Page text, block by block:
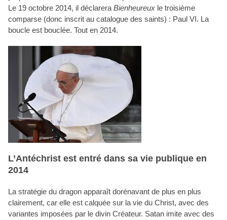
Le 19 octobre 2014, il déclarera Bienheureux le troisième
comparse (donc inscrit au catalogue des saints) : Paul VI. La
boucle est bouclée. Tout en 2014.
L’Antéchrist est entré dans sa vie publique en
2014
La stratégie du dragon apparaît dorénavant de plus en plus
clairement, car elle est calquée sur la vie du Christ, avec des
variantes imposées par le divin Créateur. Satan imite avec des